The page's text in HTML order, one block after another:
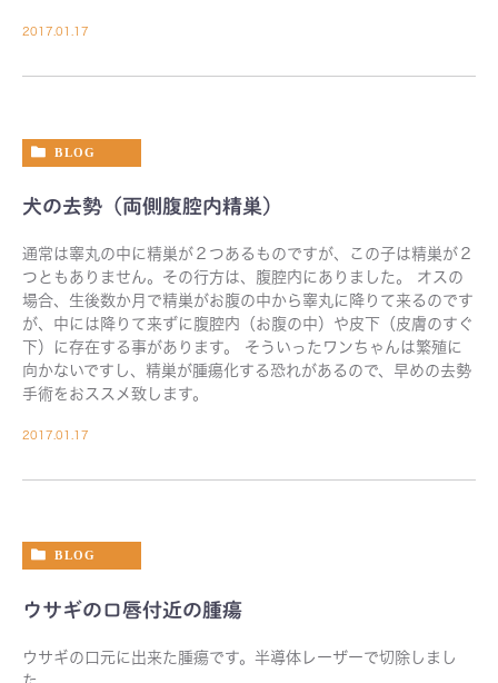
2017.01.17
BLOG
犬の去勢（両側腹腔内精巣）
通常は睾丸の中に精巣が２つあるものですが、この子は精巣が２
つともありません。その行方は、腹腔内にありました。 オスの
場合、生後数か月で精巣がお腹の中から睾丸に降りて来るのです
が、中には降りて来ずに腹腔内（お腹の中）や皮下（皮膚のすぐ
下）に存在する事があります。 そういったワンちゃんは繁殖に
向かないですし、精巣が腫瘍化する恐れがあるので、早めの去勢
手術をおススメ致します。
2017.01.17
BLOG
ウサギの口唇付近の腫瘍
ウサギの口元に出来た腫瘍です。半導体レーザーで切除しまし